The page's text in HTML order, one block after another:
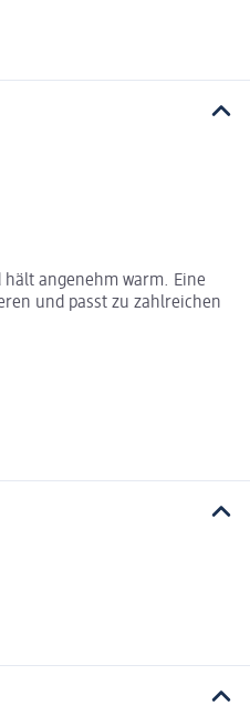
angenehm warm. Eine
und passt zu zahlreichen